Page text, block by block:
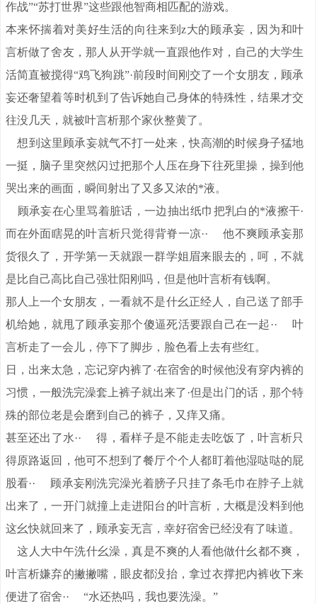
作战”“苏打世界”这些跟他智商相匹配的游戏。
本来怀揣着对美好生活的向往来到z大的顾承妄，因为和叶
言析做了舍友，那人从开学就一直跟他作对，自己的大学生
活简直被搅得“鸡飞狗跳”·前段时间刚交了一个女朋友，顾承
妄还奢望着等时机到了告诉她自己身体的特殊性，结果才交
往没几天，就被叶言析那个家伙整黄了。
想到这里顾承妄就气不打一处来，快高潮的时候身子猛地
一挺，脑子里突然闪过把那个人压在身下往死里操，操到他
哭出来的画面，瞬间射出了又多又浓的*液。
顾承妄在心里骂着脏话，一边抽出纸巾把乳白的*液擦干·
而在外面瞎晃的叶言析只觉得背脊一凉·· 他不爽顾承妄那
货很久了，开学第一天就跟一群学姐眉来眼去的，呵，不就
是比自己高比自己强壮阳刚吗，但是他叶言析有钱啊。
那人上一个女朋友，一看就不是什幺正经人，自己送了部手
机给她，就甩了顾承妄那个傻逼死活要跟自己在一起·· 叶
言析走了一会儿，停下了脚步，脸色看上去有些红。
日，出来太急，忘记穿内裤了·在宿舍的时候他没有穿内裤的
习惯，一般洗完澡套上裤子就出来了·但是出门的话，那个特
殊的部位老是会磨到自己的裤子，又痒又痛。
甚至还出了水·· 得，看样子是不能走去吃饭了，叶言析只
得原路返回，他可不想到了餐厅个个人都盯着他湿哒哒的屁
股看·· 顾承妄刚洗完澡光着膀子只挂了条毛巾在脖子上就
出来了，一开门就撞上走进阳台的叶言析，大概是没料到他
这幺快就回来了，顾承妄无言，幸好宿舍已经没有了味道。
这人大中午洗什幺澡，真是不爽的人看他做什幺都不爽，
叶言析嫌弃的撇撇嘴，眼皮都没抬，拿过衣撑把内裤收下来
便进了宿舍·· “水还热吗，我也要洗澡。”